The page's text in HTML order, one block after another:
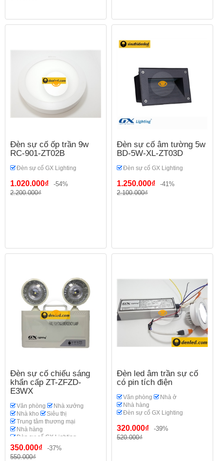
Đèn sự cố ốp trần 9w
RC-901-ZT02B
Đèn sự cố GX Lighting
1.020.000₫
-54%
2.200.000₫
Đèn sự cố âm tường 5w
BD-5W-XL-ZT03D
Đèn sự cố GX Lighting
1.250.000₫
-41%
2.100.000₫
Đèn sự cố chiếu sáng
khẩn cấp ZT-ZFZD-
E3WX
Văn phòng
Nhà xưởng
Nhà kho
Siêu thị
Trung tâm thương mại
Nhà hàng
Đèn sự cố GX Lighting
350.000₫
-37%
550.000₫
Đèn led âm trần sự cố
có pin tích điện
Văn phòng
Nhà ở
Nhà hàng
Đèn sự cố GX Lighting
320.000₫
-39%
520.000₫